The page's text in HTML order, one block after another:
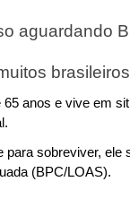
aguardando
brasileiros
anos e vive em
para sobreviver, ele
(BPC/LOAS).